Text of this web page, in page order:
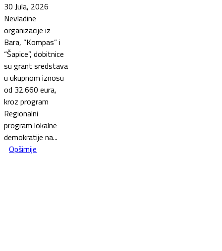
30 Jula, 2026
Nevladine
organizacije iz
Bara, “Kompas” i
“Šapice”, dobitnice
su grant sredstava
u ukupnom iznosu
od 32.660 eura,
kroz program
Regionalni
program lokalne
demokratije na...
Opširnije